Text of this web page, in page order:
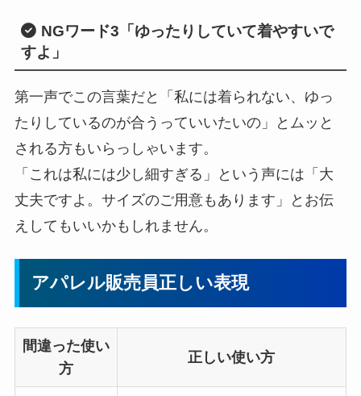
NGワード3 「ゆったりしていて着やすいで
すよ」
第一声でこの言葉だと「私には着られない、ゆっ
たりしているのが合うっていいたいの」とムッと
される方もいらっしゃいます。
「これは私には少し細すぎる」という声には「大
丈夫ですよ。サイズのご用意もあります」とお伝
えしてもいいかもしれません。
アパレル販売員正しい表現
間違った使い
方
正しい使い方